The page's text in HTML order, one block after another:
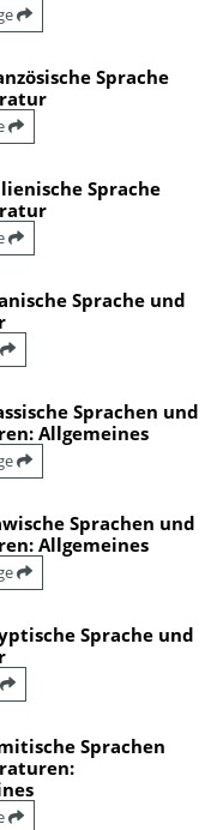
Sprache
Sprache
Sprache und
Sprachen und
Allgemeines
Sprachen und
Allgemeines
Sprache und
Sprachen